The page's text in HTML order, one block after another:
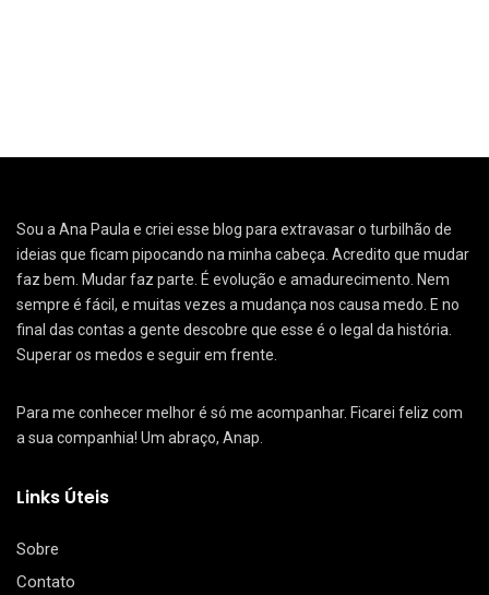
Sou a Ana Paula e criei esse blog para extravasar o turbilhão de
ideias que ficam pipocando na minha cabeça. Acredito que mudar
faz bem. Mudar faz parte. É evolução e amadurecimento. Nem
sempre é fácil, e muitas vezes a mudança nos causa medo. E no
final das contas a gente descobre que esse é o legal da história.
Superar os medos e seguir em frente.
Para me conhecer melhor é só me acompanhar. Ficarei feliz com
a sua companhia! Um abraço, Anap.
Links Úteis
Sobre
Contato